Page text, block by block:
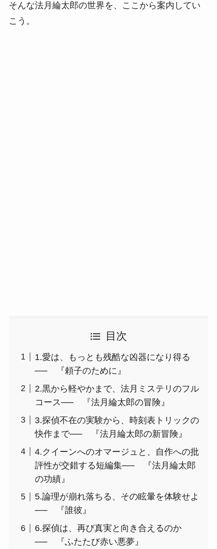
そんな法月綸太郎の世界を、ここから案内してい
こう。
目次
1.愛は、もっとも残酷な凶器になり得る
── 『頼子のために』
2.黒から軽やかまで、法月ミステリのフル
コース── 『法月綸太郎の冒険』
3.探偵不在の実験から、時刻表トリックの
快作まで── 『法月綸太郎の新冒険』
4.クイーンへのオマージュと、自作への批
評性が交錯する短編集── 『法月綸太郎
の功績』
5.論理が崩れ落ちる、その眩暈を体験せよ
── 『誰彼』
6.探偵は、再び真実と向き合えるのか
── 『ふたたび赤い悪夢』